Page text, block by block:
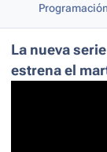
La nueva
estrena el